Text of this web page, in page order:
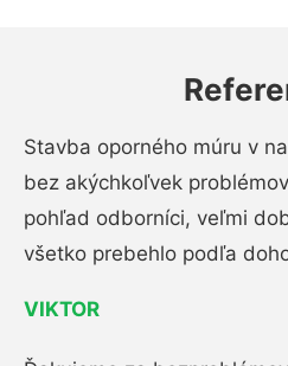
Stavba oporného múru v
bez akýchkoľvek
pohľad odborníci, veľmi
všetko prebehlo podľa
VIKTOR